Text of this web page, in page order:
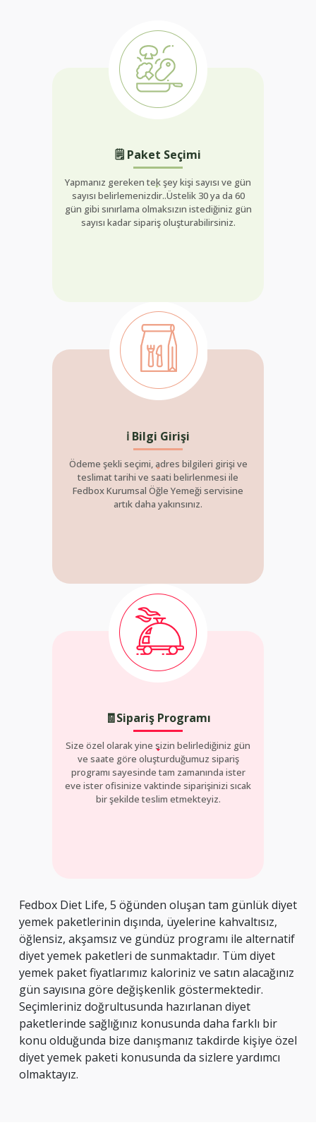
🗒 Paket Seçimi
Yapmanız gereken tek şey kişi sayısı ve gün
sayısı belirlemenizdir..Üstelik 30 ya da 60
gün gibi sınırlama olmaksızın istediğiniz gün
sayısı kadar sipariş oluşturabilirsiniz.
ℹ Bilgi Girişi
Ödeme şekli seçimi, adres bilgileri girişi ve
teslimat tarihi ve saati belirlenmesi ile
Fedbox Kurumsal Öğle Yemeği servisine
artık daha yakınsınız.
🧾Sipariş Programı
Size özel olarak yine sizin belirlediğiniz gün
ve saate göre oluşturduğumuz sipariş
programı sayesinde tam zamanında ister
eve ister ofisinize vaktinde siparişinizi sıcak
bir şekilde teslim etmekteyiz.
Fedbox Diet Life, 5 öğünden oluşan tam günlük diyet
yemek paketlerinin dışında, üyelerine kahvaltısız,
öğlensiz, akşamsız ve gündüz programı ile alternatif
diyet yemek paketleri de sunmaktadır. Tüm diyet
yemek paket fiyatlarımız kaloriniz ve satın alacağınız
gün sayısına göre değişkenlik göstermektedir.
Seçimleriniz doğrultusunda hazırlanan diyet
paketlerinde sağlığınız konusunda daha farklı bir
konu olduğunda bize danışmanız takdirde kişiye özel
diyet yemek paketi konusunda da sizlere yardımcı
olmaktayız.